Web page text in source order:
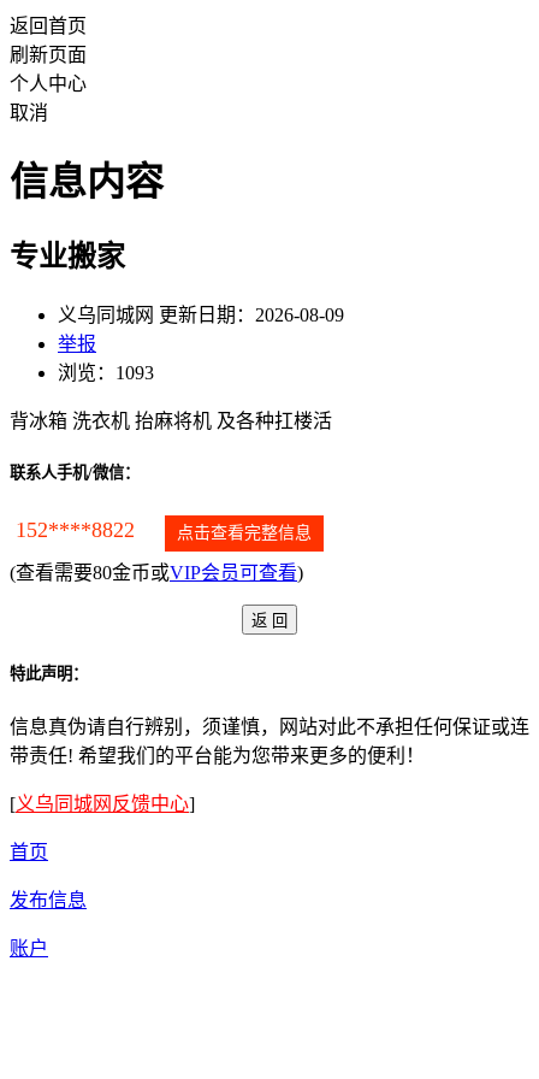
返回首页
刷新页面
个人中心
取消
信息内容
专业搬家
义乌同城网 更新日期：2026-08-09
举报
浏览：1093
背冰箱 洗衣机 抬麻将机 及各种扛楼活
联系人手机/微信：
152****8822 点击查看完整信息
(查看需要80金币或VIP会员可查看)
特此声明：
信息真伪请自行辨别，须谨慎，网站对此不承担任何保证或连
带责任! 希望我们的平台能为您带来更多的便利！
[义乌同城网反馈中心]
首页
发布信息
账户